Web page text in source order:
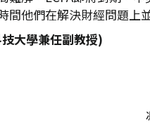
間他們在解決財經問題上
大學兼任副教授)